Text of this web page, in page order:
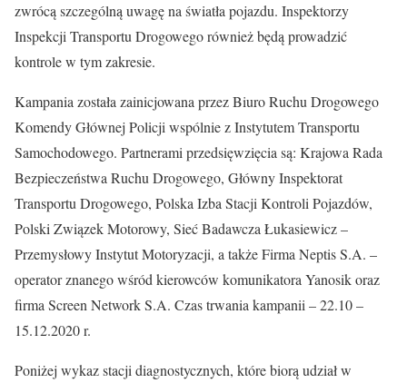
zwrócą szczególną uwagę na światła pojazdu. Inspektorzy
Inspekcji Transportu Drogowego również będą prowadzić
kontrole w tym zakresie.
Kampania została zainicjowana przez Biuro Ruchu Drogowego
Komendy Głównej Policji wspólnie z Instytutem Transportu
Samochodowego. Partnerami przedsięwzięcia są: Krajowa Rada
Bezpieczeństwa Ruchu Drogowego, Główny Inspektorat
Transportu Drogowego, Polska Izba Stacji Kontroli Pojazdów,
Polski Związek Motorowy, Sieć Badawcza Łukasiewicz –
Przemysłowy Instytut Motoryzacji, a także Firma Neptis S.A. –
operator znanego wśród kierowców komunikatora Yanosik oraz
firma Screen Network S.A. Czas trwania kampanii – 22.10 –
15.12.2020 r.
Poniżej wykaz stacji diagnostycznych, które biorą udział w